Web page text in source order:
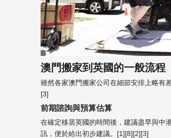
澳門搬家到英國的一般流程
雖然各家澳門搬家公司在細節安排上略有
[3]
前期諮詢與預算估算
在確定移居英國的時間後，建議盡早與中
訊，便於給出初步建議。[1][8][2][3]